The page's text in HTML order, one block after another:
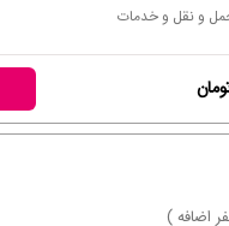
و نقل و خدمات
اضافه )